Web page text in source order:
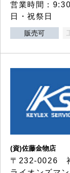
営業時間：
日・祝祭日
販売可
(資)佐藤金物店
〒232-0026